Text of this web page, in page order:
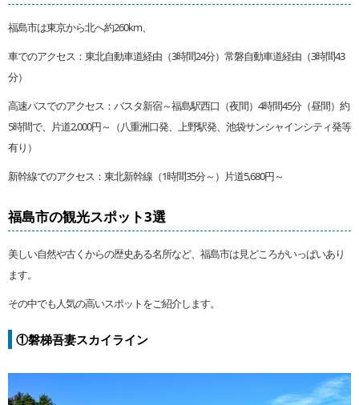
福島市は東京から北へ約260km、
車でのアクセス：東北自動車道経由（3時間24分）常磐自動車道経由（3時間43
分）
高速バスでのアクセス：バスタ新宿～福島駅西口（夜間）4時間45分（昼間）約
5時間で、片道2,000円～（八重洲口発、上野駅発、池袋サンシャインシティ発等
有り）
新幹線でのアクセス：東北新幹線（1時間35分～）片道5,680円～
福島市の観光スポット3選
美しい自然や古くからの歴史ある名所など、福島市は見どころがいっぱいあり
ます。
その中でも人気の高いスポットをご紹介します。
①磐梯吾妻スカイライン